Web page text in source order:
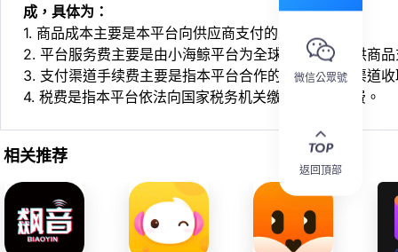
成，具体为：
1. 商品成本主要是本平台向供应商支付的采购成本；
2. 平台服务费主要是由小海鲸平台为全球华人用户提供商
3. 支付渠道手续费主要是指本平台合作的第三方支付渠道
4. 税费是指本平台依法向国家税务机关缴纳的各项税费。
相关推荐
微信公眾號
返回頂部